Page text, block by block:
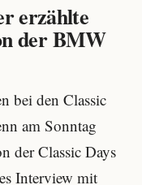
erzählte
der BMW
bei den Classic
am Sonntag
der Classic Days
Interview mit